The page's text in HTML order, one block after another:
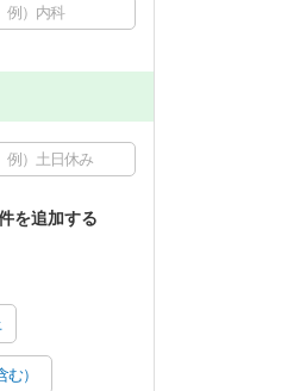
例）内科
例）土日休み
を追加する
）